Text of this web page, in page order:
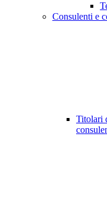
Consulenti e
Titolari